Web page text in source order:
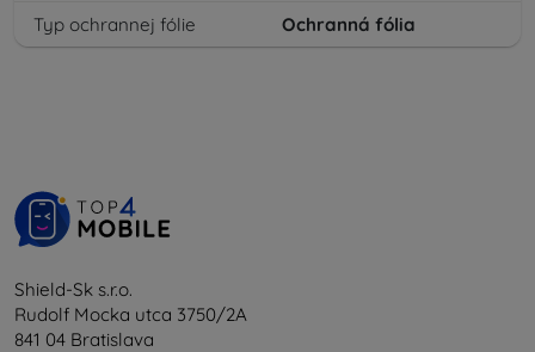
Typ ochrannej fólie
Ochranná fólia
Shield-Sk s.r.o.
Rudolf Mocka utca 3750/2A
841 04 Bratislava